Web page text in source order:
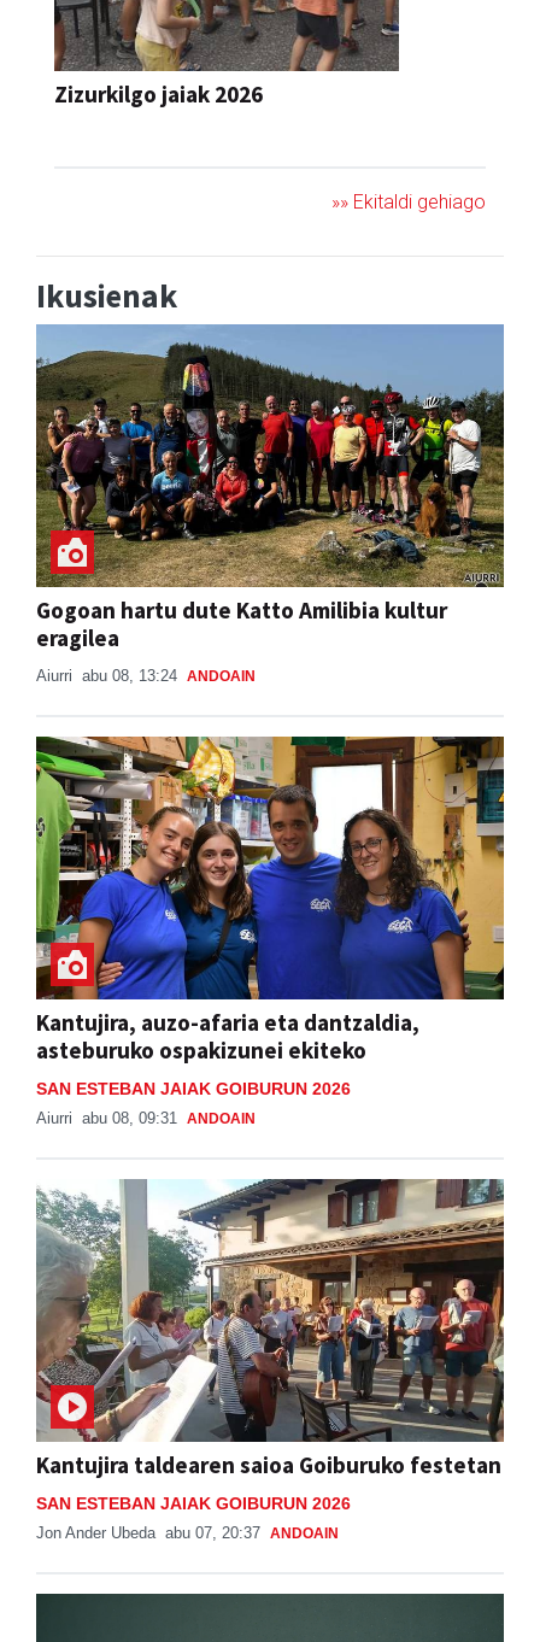
Zizurkilgo jaiak 2026
»» Ekitaldi gehiago
Ikusienak
Gogoan hartu dute Katto Amilibia kultur
eragilea
Aiurri abu 08, 13:24 ANDOAIN
Kantujira, auzo-afaria eta dantzaldia,
asteburuko ospakizunei ekiteko
SAN ESTEBAN JAIAK GOIBURUN 2026
Aiurri abu 08, 09:31 ANDOAIN
Kantujira taldearen saioa Goiburuko festetan
SAN ESTEBAN JAIAK GOIBURUN 2026
Jon Ander Ubeda abu 07, 20:37 ANDOAIN